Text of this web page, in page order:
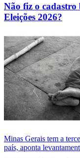
Não fiz o
Eleições 2026?
Minas Gerais tem a
país, aponta